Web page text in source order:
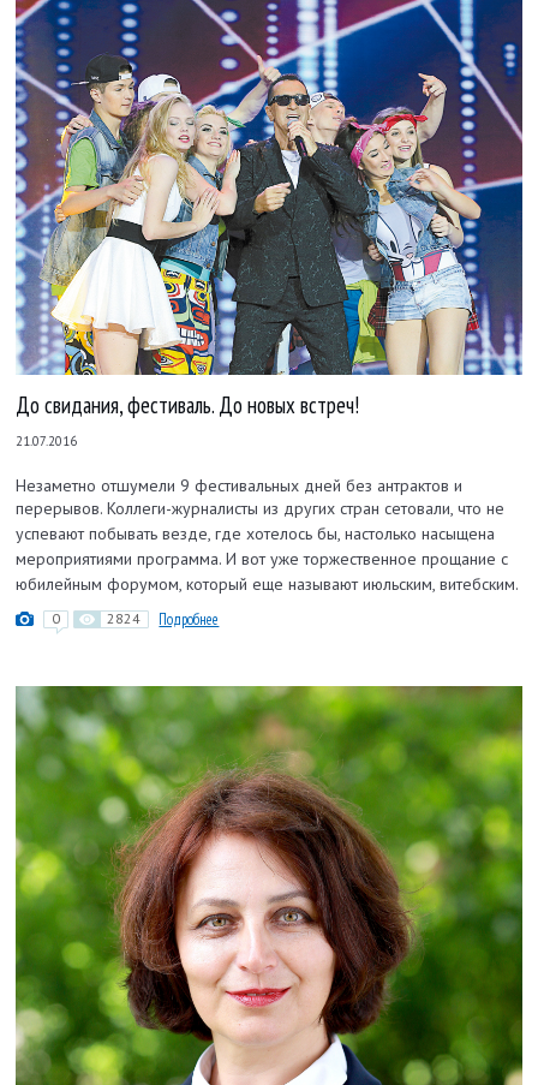
До свидания, фестиваль. До новых встреч!
21.07.2016
Незаметно отшумели 9 фестивальных дней без антрактов и
перерывов.Коллеги-журналисты из других стран сетовали, что не
успевают побывать везде, где хотелось бы, настолько насыщена
мероприятиями программа. И вот уже торжественное прощание с
юбилейным форумом, который еще называют июльским, витебским.
0 2824 Подробнее